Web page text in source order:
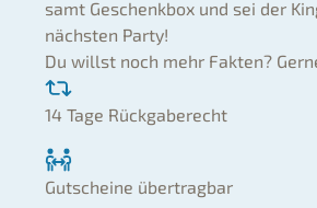
samt Geschenkbox und sei der
nächsten Party!
Du willst noch mehr Fakten?
14 Tage Rückgaberecht
Gutscheine übertragbar